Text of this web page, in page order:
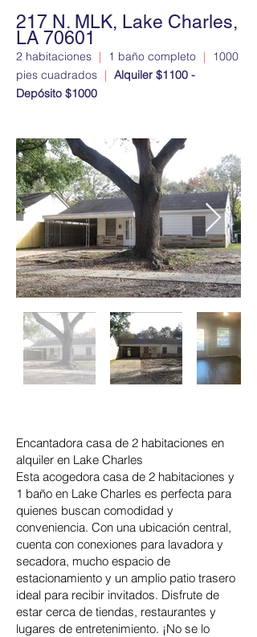
217 N. MLK, Lake Charles,
LA 70601
2 habitaciones | 1 baño completo |
1000
pies cuadrados | Alquiler $1100 -
Depósito $1000
Encantadora casa de 2 habitaciones en
alquiler en Lake Charles
Esta acogedora casa de 2 habitaciones y
1 baño en Lake Charles es perfecta para
quienes buscan comodidad y
conveniencia. Con una ubicación central,
cuenta con conexiones para lavadora y
secadora, mucho espacio de
estacionamiento y un amplio patio trasero
ideal para recibir invitados. Disfrute de
estar cerca de tiendas, restaurantes y
lugares de entretenimiento. ¡No se lo